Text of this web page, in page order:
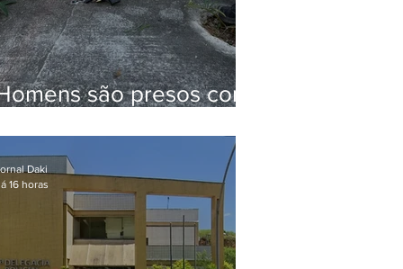
são presos com
Brejal
Daki
16 horas